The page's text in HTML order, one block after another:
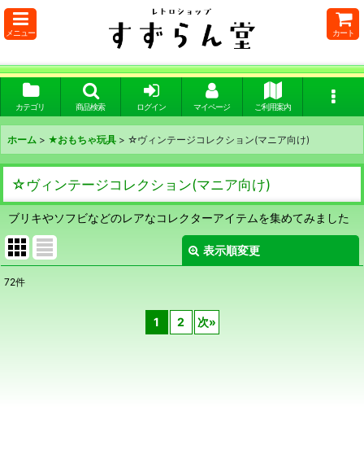
メニュー カート
カテゴリ 商品検索 ログイン マイページ ご利用案内
ホーム > ★おもちゃ玩具 > ☆ヴィンテージコレクション(マニア向け)
☆ヴィンテージコレクション(マニア向け)
ブリキやソフビなどのレアなコレクターアイテムを集めてみました
表示順変更
72件
1 2 次»